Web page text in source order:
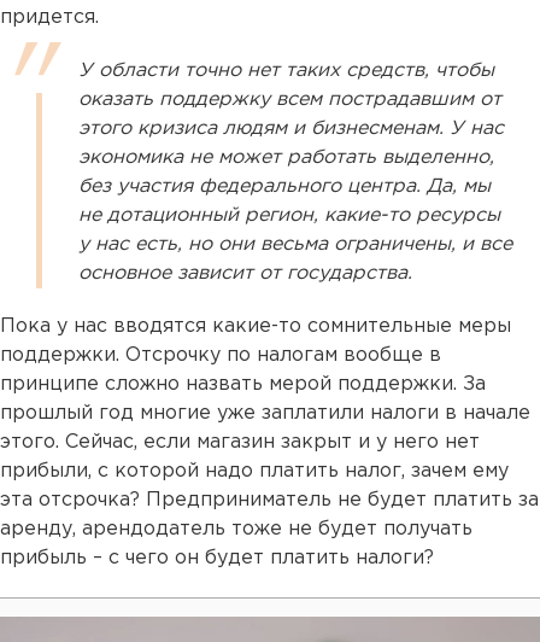
придется.
У области точно нет таких средств, чтобы
оказать поддержку всем пострадавшим от
этого кризиса людям и бизнесменам. У нас
экономика не может работать выделенно,
без участия федерального центра. Да, мы
не дотационный регион, какие-то ресурсы
у нас есть, но они весьма ограничены, и все
основное зависит от государства.
Пока у нас вводятся какие-то сомнительные меры
поддержки. Отсрочку по налогам вообще в
принципе сложно назвать мерой поддержки. За
прошлый год многие уже заплатили налоги в начале
этого. Сейчас, если магазин закрыт и у него нет
прибыли, с которой надо платить налог, зачем ему
эта отсрочка? Предприниматель не будет платить за
аренду, арендодатель тоже не будет получать
прибыль – с чего он будет платить налоги?